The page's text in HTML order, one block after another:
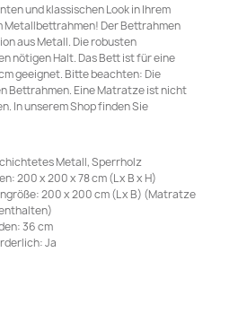
und klassischen Look in Ihrem
Metallbettrahmen! Der Bettrahmen
aus Metall. Die robusten
nötigen Halt. Das Bett ist für eine
geeignet. Bitte beachten: Die
Bettrahmen. Eine Matratze ist nicht
In unserem Shop finden Sie
Metall, Sperrholz
200 x 200 x 78 cm (L x B x H)
200 x 200 cm (L x B) (Matratze
36 cm
Ja